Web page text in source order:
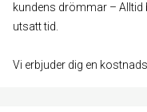
kundens drömmar –
utsatt tid.
Vi erbjuder dig en